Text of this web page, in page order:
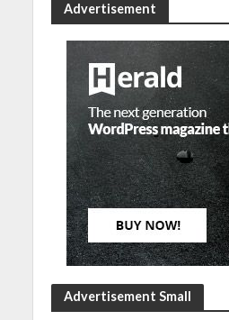
Advertisement
Advertisement Small